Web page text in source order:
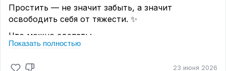
Простить — не значит забыть, а значит
освободить себя от тяжести. ✨
Что можно сделать:
извиниться перед тем, кого случайно задели;
Показать полностью
23 июня 2026